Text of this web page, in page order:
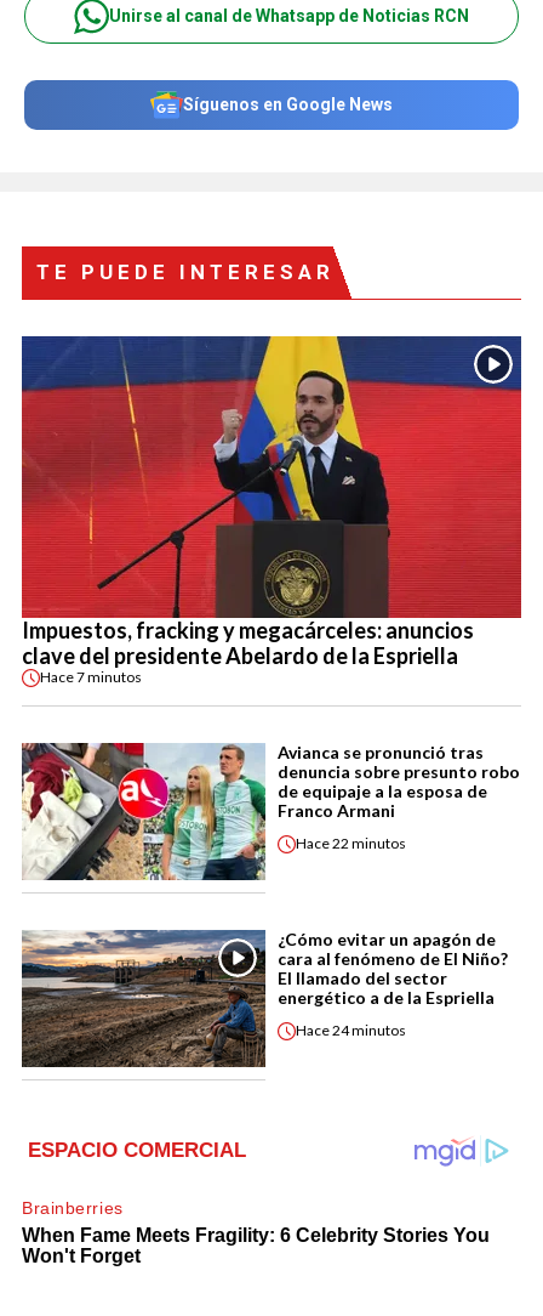
Unirse al canal de Whatsapp de Noticias RCN
Síguenos en Google News
TE PUEDE INTERESAR
Impuestos, fracking y megacárceles: anuncios
clave del presidente Abelardo de la Espriella
Hace7 minutos
Avianca se pronunció tras
denuncia sobre presunto robo
de equipaje a la esposa de
Franco Armani
Hace22 minutos
¿Cómo evitar un apagón de
cara al fenómeno de El Niño?
El llamado del sector
energético a de la Espriella
Hace24 minutos